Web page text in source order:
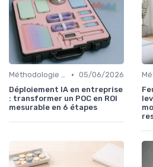
Méthodologie de déploiement IA • 05/06/2026
Déploiement IA en entreprise
: transformer un POC en ROI
mesurable en 6 étapes